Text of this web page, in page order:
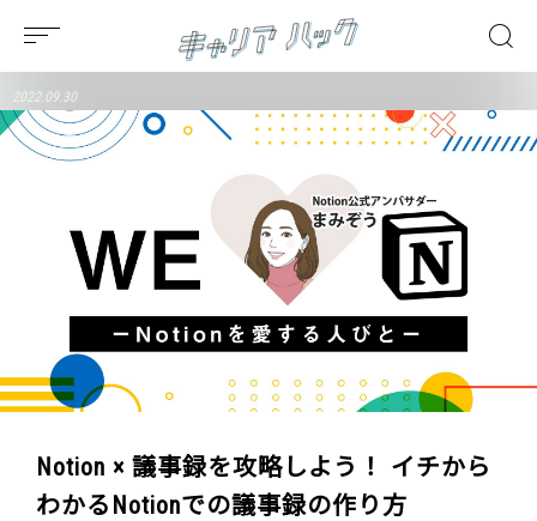
2022.09.30
Notion × 議事録を攻略しよう！ イチから
わかるNotionでの議事録の作り方